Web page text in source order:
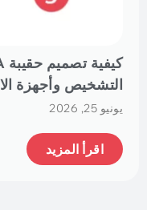
التشخيص وأجهزة
يونيو 25, 2026
اقرأ المزيد